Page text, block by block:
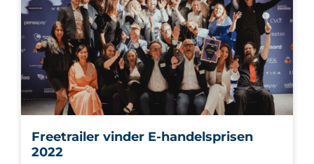
Freetrailer vinder E-handelsprisen
2022